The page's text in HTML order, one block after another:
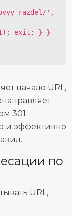
razdel/',
exit; } }
начало URL,
301
и эффективно
по
URL,